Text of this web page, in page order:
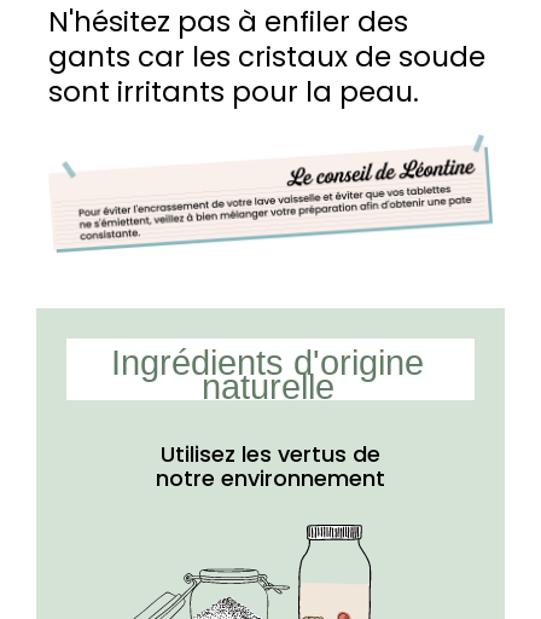
N'hésitez pas à enfiler des
gants car les cristaux de soude
sont irritants pour la peau.
Ingrédients d'origine
naturelle
Utilisez les vertus de
notre environnement